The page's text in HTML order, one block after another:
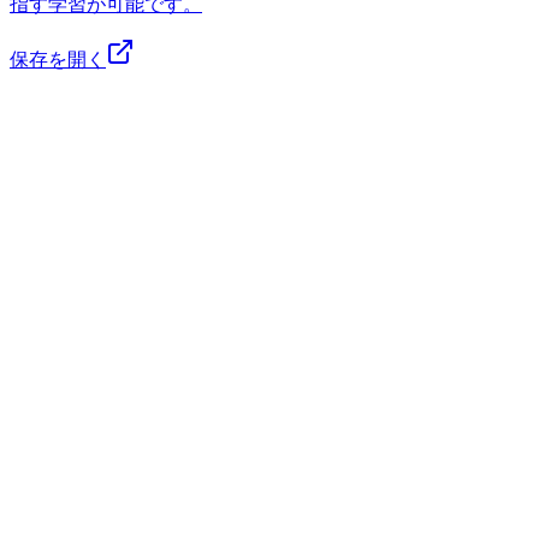
保存を開く